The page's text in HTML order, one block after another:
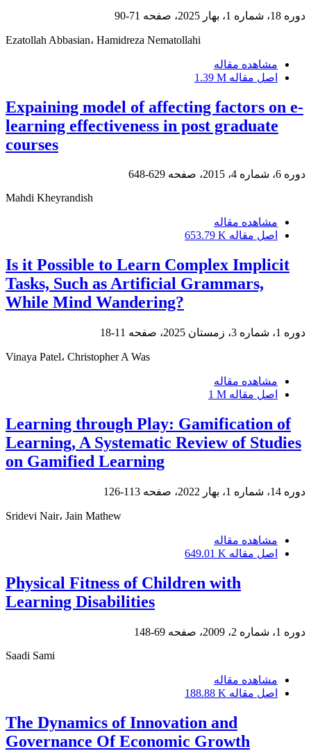
دوره 18، شماره 1، بهار 2025، صفحه 71-90
Ezatollah Abbasian، Hamidreza Nematollahi
مشاهده مقاله
اصل مقاله 1.39 M
Expaining model of affecting factors on e-
learning effectiveness in post graduate
courses
دوره 6، شماره 4، 2015، صفحه
629-648
Mahdi Kheyrandish
مشاهده مقاله
اصل مقاله 653.79 K
Is it Possible to Learn Complex Implicit
Tasks, Such as Artificial Grammars,
While Mind Wandering?
دوره 1، شماره 3، زمستان 2025، صفحه 11-18
Vinaya Patel، Christopher A Was
مشاهده مقاله
اصل مقاله 1 M
Learning through Play: Gamification of
Learning, A Systematic Review of Studies
on Gamified Learning
دوره 14، شماره 1، بهار 2022، صفحه 113-126
Sridevi Nair، Jain Mathew
مشاهده مقاله
اصل مقاله 649.01 K
Physical Fitness of Children with
Learning Disabilities
دوره 1، شماره 2، 2009، صفحه
69-148
Saadi Sami
مشاهده مقاله
اصل مقاله 188.88 K
The Dynamics of Innovation and
Governance Of Economic Growth